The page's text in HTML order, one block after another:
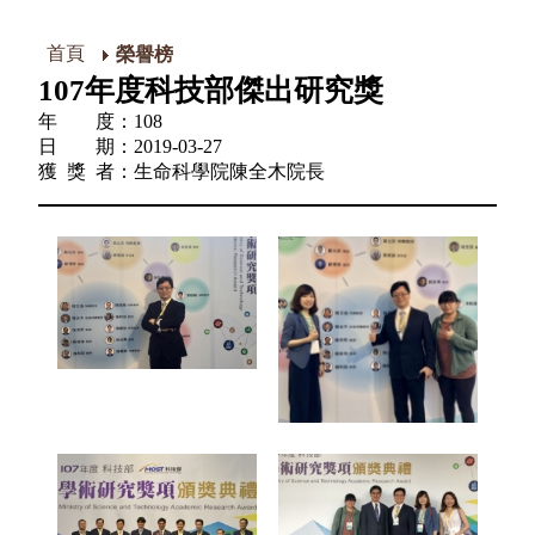
首頁 榮譽榜
107年度科技部傑出研究獎
年 度：108
日 期：2019-03-27
獲 獎 者：生命科學院陳全木院長